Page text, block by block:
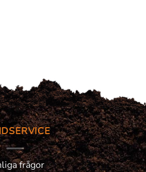
frågor